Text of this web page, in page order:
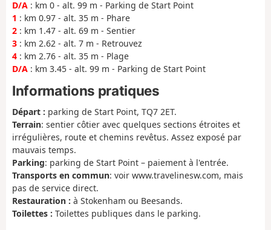
D/A : km 0 - alt. 99 m - Parking de Start Point
1 : km 0.97 - alt. 35 m - Phare
2 : km 1.47 - alt. 69 m - Sentier
3 : km 2.62 - alt. 7 m - Retrouvez
4 : km 2.76 - alt. 35 m - Plage
D/A : km 3.45 - alt. 99 m - Parking de Start Point
Informations pratiques
Départ : parking de Start Point, TQ7 2ET.
Terrain: sentier côtier avec quelques sections étroites et
irrégulières, route et chemins revêtus. Assez exposé par
mauvais temps.
Parking: parking de Start Point – paiement à l'entrée.
Transports en commun: voir www.travelinesw.com, mais
pas de service direct.
Restauration : à Stokenham ou Beesands.
Toilettes : Toilettes publiques dans le parking.